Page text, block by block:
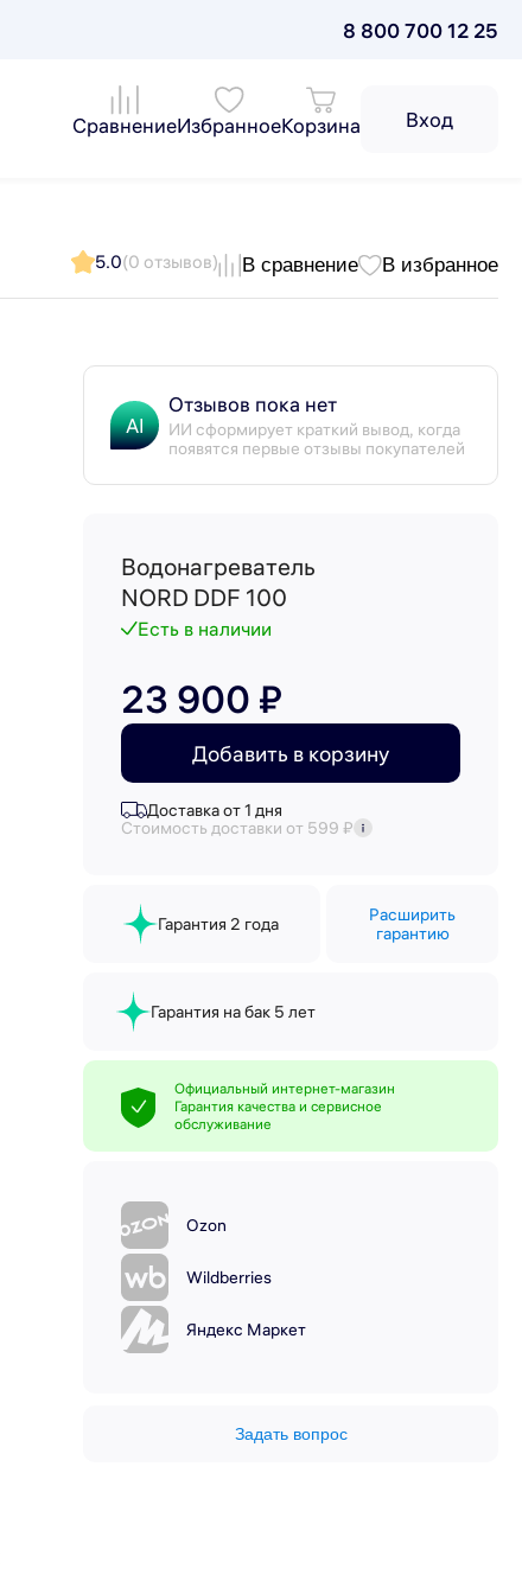
8 800 700 12 25
СравнениеИзбранноеКорзина Вход
5.0(0 отзывов) В сравнение В избранное
AI
Отзывов пока нет
ИИ сформирует краткий вывод, когда
появятся первые отзывы покупателей
Водонагреватель
NORD DDF 100
Есть в наличии
23 900 ₽
Добавить в корзину
Доставка от 1 дня
Стоимость доставки от 599 ₽
Гарантия 2 года
Расширить
гарантию
Гарантия на бак 5 лет
Официальный интернет-магазин
Гарантия качества и сервисное
обслуживание
Ozon
Wildberries
Яндекс Маркет
Задать вопрос